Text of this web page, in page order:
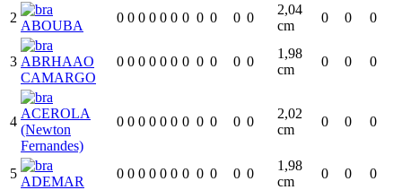
2
ABOUBA
0 0 0 0 0 0 0 0 0 0 0
2,04
cm
0 0 0
3 ABRHAAO
CAMARGO
0 0 0 0 0 0 0 0 0 0 0
1,98
cm
0 0 0
4
ACEROLA
(Newton
Fernandes)
0 0 0 0 0 0 0 0 0 0 0
2,02
cm
0 0 0
5
ADEMAR
0 0 0 0 0 0 0 0 0 0 0
1,98
cm
0 0 0